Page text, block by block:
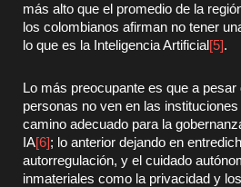
más alto que el promedio de la
los colombianos afirman no tener
lo que es la Inteligencia Artificial[5].
Lo más preocupante es que a
personas no ven en las
camino adecuado para la
IA[6]; lo anterior dejando en
autorregulación, y el cuidado
inmateriales como la privacidad y